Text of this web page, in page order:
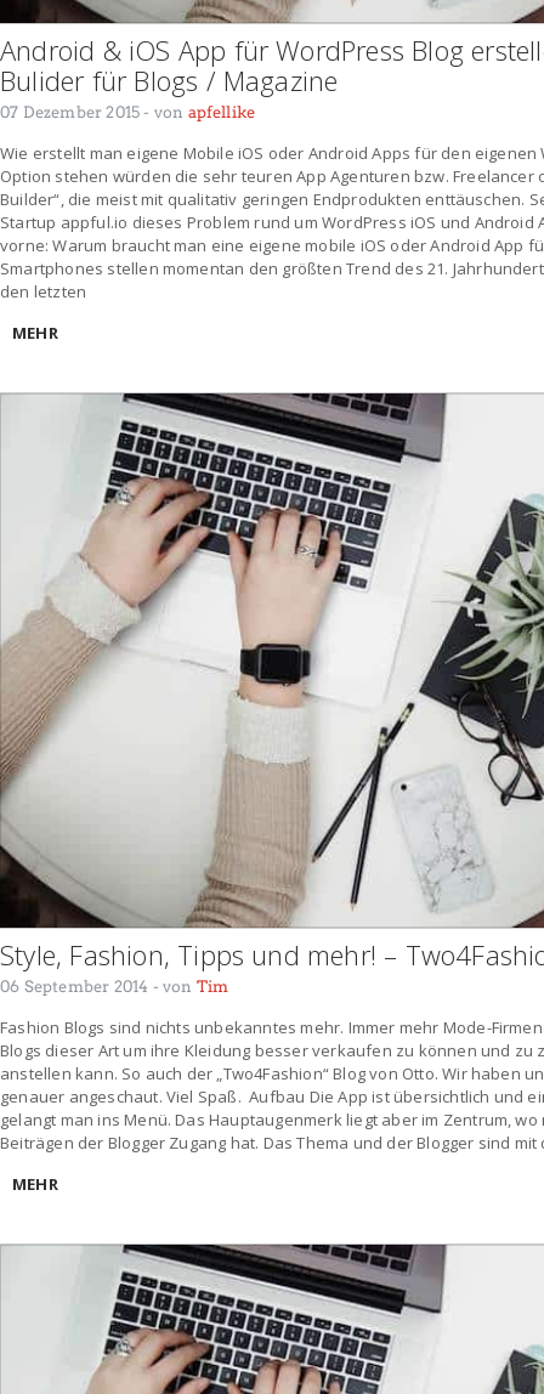
Android & iOS App für WordPress Blog
Bulider für Blogs / Magazine
07 Dezember 2015 - von apfellike
Wie erstellt man eigene Mobile iOS oder Android Apps für den eigenen
Option stehen würden die sehr teuren App Agenturen bzw. Freelancer
Builder“, die meist mit qualitativ geringen Endprodukten enttäuschen.
Startup appful.io dieses Problem rund um WordPress iOS und Android
vorne: Warum braucht man eine eigene mobile iOS oder Android App
Smartphones stellen momentan den größten Trend des 21.
den letzten
MEHR
Style, Fashion, Tipps und mehr! –
06 September 2014 - von Tim
Fashion Blogs sind nichts unbekanntes mehr. Immer mehr Mode-
Blogs dieser Art um ihre Kleidung besser verkaufen zu können und zu
anstellen kann. So auch der „Two4Fashion“ Blog von Otto. Wir haben
genauer angeschaut. Viel Spaß. Aufbau Die App ist übersichtlich und
gelangt man ins Menü. Das Hauptaugenmerk liegt aber im Zentrum,
Beiträgen der Blogger Zugang hat. Das Thema und der Blogger sind mit
MEHR